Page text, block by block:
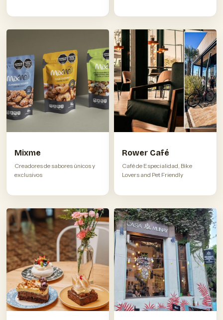
Mixme
Creadores de sabores únicos y
exclusivos
Rower Café
Café de Especialidad, Bike
Lovers and Pet Friendly